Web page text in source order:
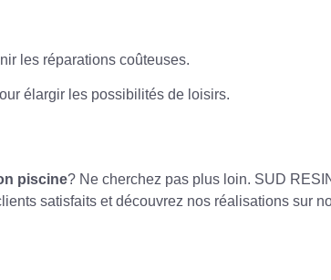
les réparations coûteuses.
élargir les possibilités de loisirs.
piscine? Ne cherchez pas plus loin. SUD
satisfaits et découvrez nos réalisations sur